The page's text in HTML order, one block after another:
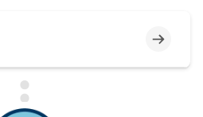
不完整